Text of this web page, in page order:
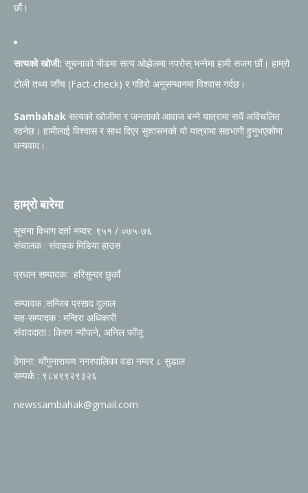
छौं।
सत्यको खोजी: सूचनाको भीडमा सत्य ओझेलमा नपरोस् भन्नेमा हामी सजग छौं। हाम्रो
टोली तथ्य जाँच (Fact-check) र गहिरो अनुसन्धानमा विश्वास गर्दछ।
Sambahak सत्यको खोजीमा र जनताको आवाज बन्ने यात्रामा सधैं अविचलित
रहनेछ। हामीलाई विश्वास र साथ दिएर सुशासनको यो यात्रामा सहभागी हुनुभएकोमा
धन्यवाद।
हाम्रो बारेमा
सूचना विभाग दर्ता नम्वर: ९५१ / ०७५-७६
संचालक : संवाहक मिडिया हाउस
प्रधान सम्पादक: हरिसुन्दर छुकाँ
सम्पादक :सन्जिब प्रसाद दुलाल
सह-सम्पादक : मन्दिरा अधिकारी
संवाददाता : किरण न्यौपाने, अनिल फोँजू
ठेगाना: चाँगुनारायण नगरपालिका वडा नम्वर ८ सुडाल
सम्पर्क : ९८४९९२९३२६
newssambahak@gmail.com